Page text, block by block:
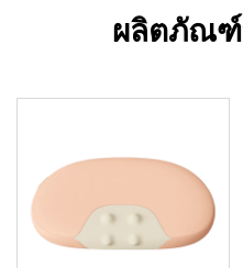
ผลิตภัณฑ์